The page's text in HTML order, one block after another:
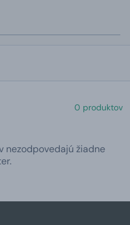
0 produktov
nezodpovedajú žiadne